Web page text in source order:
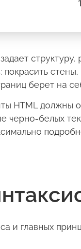
берет на
HTML должны
черно-белых
и главных